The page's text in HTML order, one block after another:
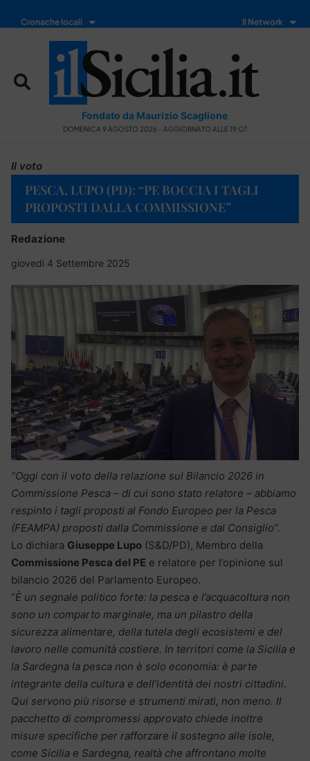
Cronache locali Il Network
Fondato da Maurizio Scaglione
DOMENICA 9 AGOSTO 2026 - AGGIORNATO ALLE 19:07
Il voto
PESCA, LUPO (PD): “PE BOCCIA I TAGLI
PROPOSTI DALLA COMMISSIONE”
Redazione
giovedì 4 Settembre 2025
“Oggi con il voto della relazione sul Bilancio 2026 in
Commissione Pesca – di cui sono stato relatore – abbiamo
respinto i tagli proposti al Fondo Europeo per la Pesca
(FEAMPA) proposti dalla Commissione e dal Consiglio”.
Lo dichiara Giuseppe Lupo (S&D/PD), Membro della
Commissione Pesca del PE e relatore per l’opinione sul
bilancio 2026 del Parlamento Europeo.
“È un segnale politico forte: la pesca e l’acquacoltura non
sono un comparto marginale, ma un pilastro della
sicurezza alimentare, della tutela degli ecosistemi e del
lavoro nelle comunità costiere. In territori come la Sicilia e
la Sardegna la pesca non è solo economia: è parte
integrante della cultura e dell’identità dei nostri cittadini.
Qui servono più risorse e strumenti mirati, non meno. Il
pacchetto di compromessi approvato chiede inoltre
misure specifiche per rafforzare il sostegno alle isole,
come Sicilia e Sardegna, realtà che affrontano molte